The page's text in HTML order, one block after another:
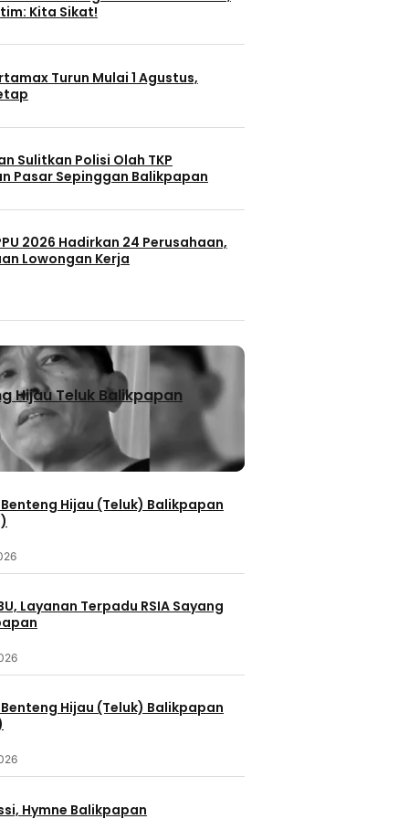
Kita Sikat!
Turun Mulai 1 Agustus,
Sulitkan Polisi Olah TKP
Pasar Sepinggan Balikpapan
2026 Hadirkan 24 Perusahaan,
Lowongan Kerja
Hijau Teluk Balikpapan
Hijau (Teluk) Balikpapan
Layanan Terpadu RSIA Sayang
Hijau (Teluk) Balikpapan
Hymne Balikpapan